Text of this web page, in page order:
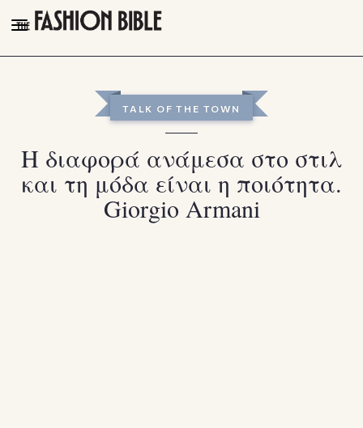
THE FASHION BIBLE
TALK OF THE TOWN
PLEASURES
TALK OF THE TOWN
Η διαφορά ανάμεσα στο στιλ
και τη μόδα είναι η ποιότητα.
Giorgio Armani